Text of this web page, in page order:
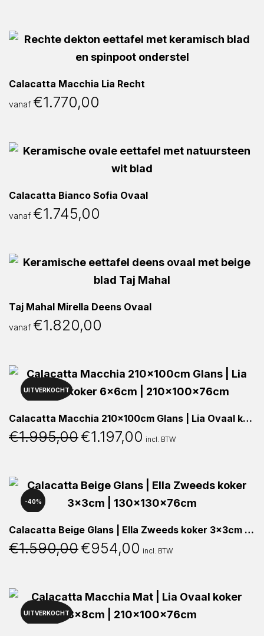
Calacatta Macchia Lia Recht
vanaf €1.770,00
Calacatta Bianco Sofia Ovaal
vanaf €1.745,00
Taj Mahal Mirella Deens Ovaal
vanaf €1.820,00
40%
UITVERKOCHT
Calacatta Macchia 210x100cm Glans | Lia Ovaal koker 6x6cm | 210x100x76cm
€1.995,00 Oorspronkelijke
€1.197,00 Huidige
incl. BTW
40%
Calacatta Beige Glans | Ella Zweeds koker 3x3cm | 130x130x76cm
€1.590,00 Oorspronkelijke
€954,00 Huidige
incl. BTW
40%
UITVERKOCHT